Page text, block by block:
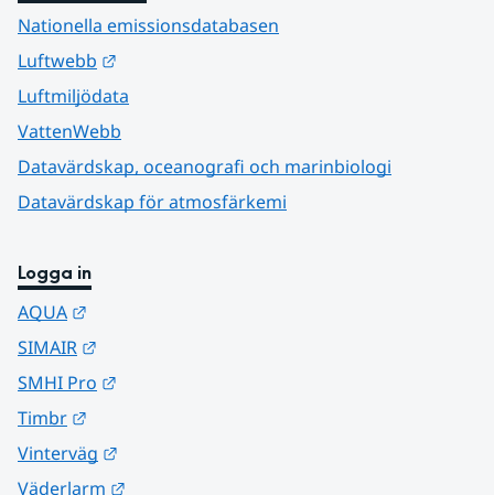
Nationella emissionsdatabasen
Luftwebb
Luftmiljödata
VattenWebb
Datavärdskap, oceanografi och marinbiologi
Datavärdskap för atmosfärkemi
Logga in
AQUA
SIMAIR
SMHI Pro
Timbr
Vinterväg
Väderlarm